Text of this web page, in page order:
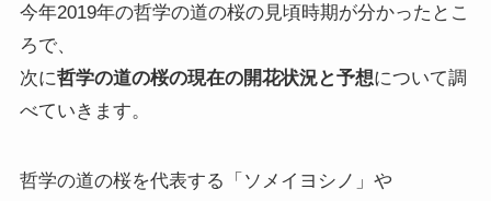
今年2019年の哲学の道の桜の見頃時期が分かったとこ
ろで、
次に哲学の道の桜の現在の開花状況と予想について調
べていきます。
哲学の道の桜を代表する「ソメイヨシノ」や